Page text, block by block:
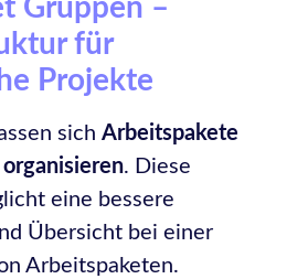
Gruppen –
für
Projekte
sich Arbeitspakete
. Diese
eine bessere
Übersicht bei einer
Arbeitspaketen.